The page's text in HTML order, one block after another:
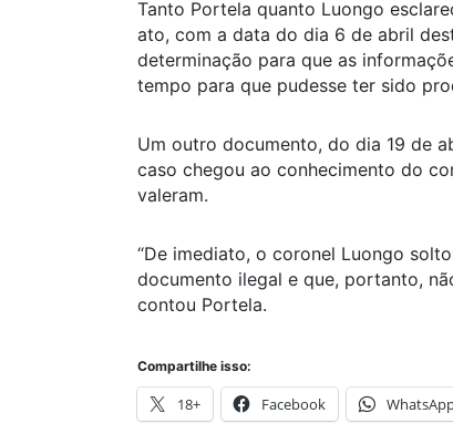
Tanto Portela quanto Luongo
ato, com a data do dia 6 de abril
determinação para que as
tempo para que pudesse ter sido
Um outro documento, do dia 19 de
caso chegou ao conhecimento do
valeram.
“De imediato, o coronel Luongo
documento ilegal e que, portanto,
contou Portela.
Compartilhe isso:
18+ Facebook